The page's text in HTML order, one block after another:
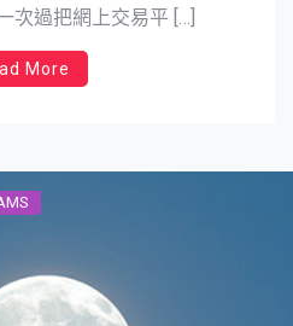
次過把網上交易平 […]
More